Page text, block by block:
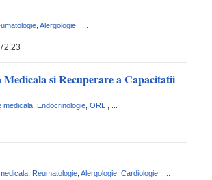
Alergologie
si Recuperare a Capacitatii
medicala Endocrinologie ORL
Reumatologie Alergologie Cardiologie